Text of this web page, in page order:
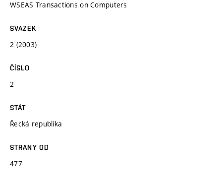
WSEAS Transactions on Computers
SVAZEK
2 (2003)
ČÍSLO
2
STÁT
Řecká republika
STRANY OD
477